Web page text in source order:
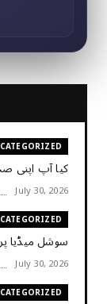
کیا آپ اپنی
July 30, 2026
سوشل میڈیا
July 30, 2026